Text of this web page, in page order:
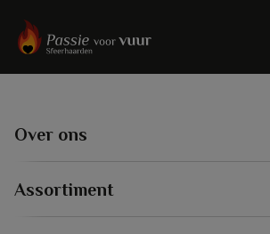
Over ons
Assortiment